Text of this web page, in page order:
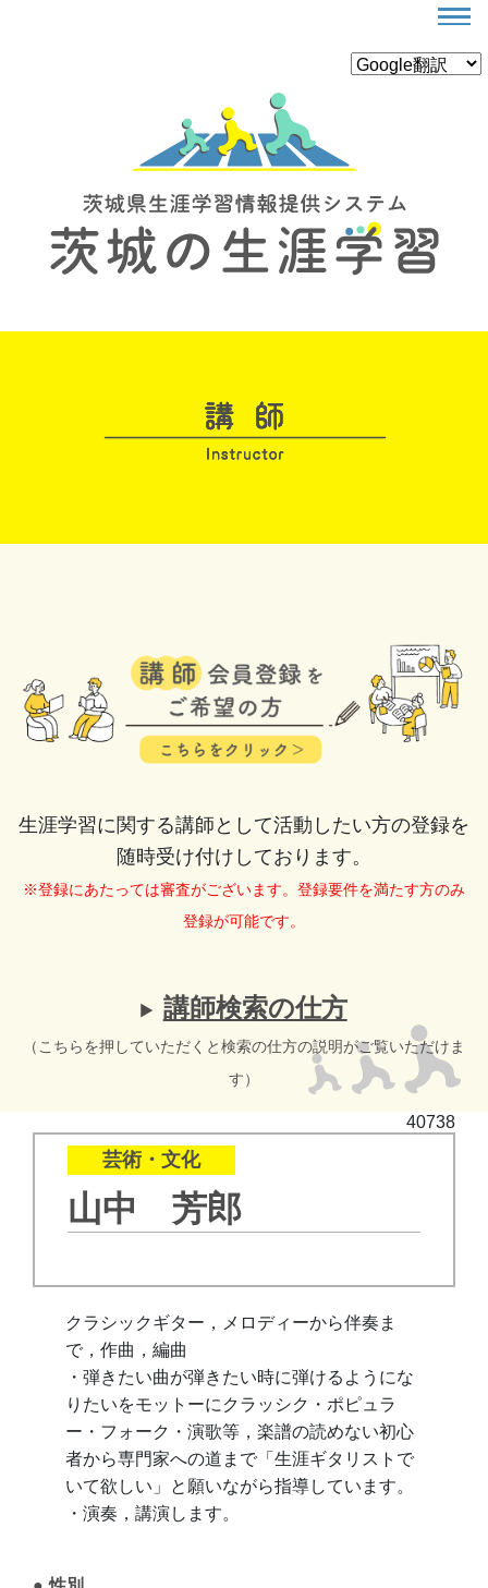
生涯学習に関する講師として活動したい方の登録を
随時受け付けしております。
※登録にあたっては審査がございます。登録要件を満たす方のみ
登録が可能です。
講師検索の仕方
（こちらを押していただくと検索の仕方の説明がご覧いただけま
す）
40738
芸術・文化
山中 芳郎
クラシックギター，メロディーから伴奏ま
で，作曲，編曲
・弾きたい曲が弾きたい時に弾けるようにな
りたいをモットーにクラッシク・ポピュラ
ー・フォーク・演歌等，楽譜の読めない初心
者から専門家への道まで「生涯ギタリストで
いて欲しい」と願いながら指導しています。
・演奏，講演します。